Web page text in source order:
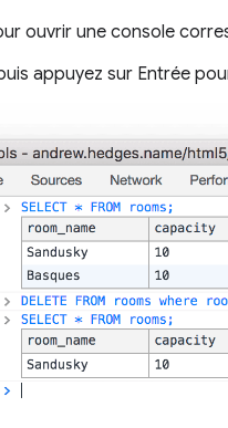
ouvrir une console
appuyez sur Entrée